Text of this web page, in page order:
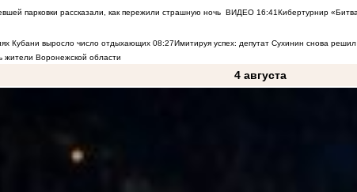
парковки рассказали, как пережили страшную ночь ВИДЕО 16:41Кибертурнир
Кубани выросло число отдыхающих 08:27Имитируя успех: депутат Сухинин снова
жители Воронежской области
4 августа